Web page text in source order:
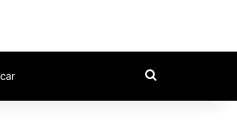
Buscar